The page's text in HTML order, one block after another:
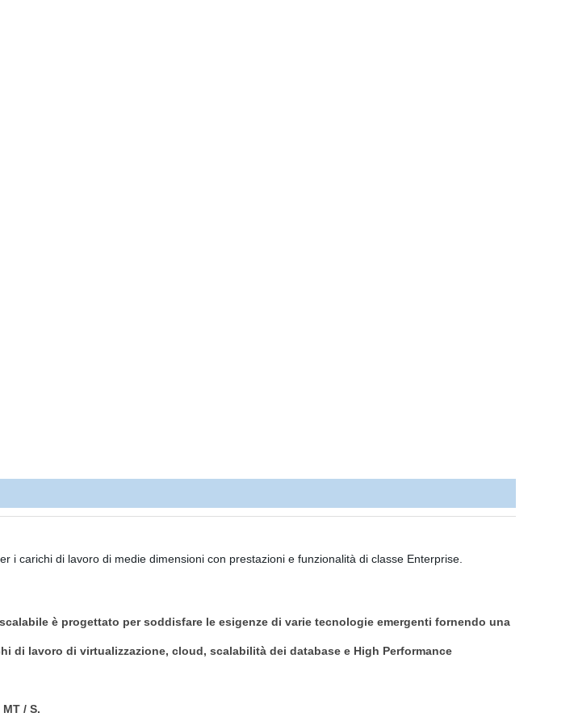
carichi di lavoro di medie dimensioni con prestazioni e funzionalità di classe Enterprise.
è progettato per soddisfare le esigenze di varie tecnologie emergenti fornendo una
lavoro di virtualizzazione, cloud, scalabilità dei database e High Performance
/ S.